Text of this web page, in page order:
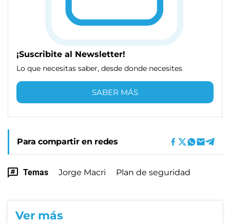
¡Suscribite al Newsletter!
Lo que necesitas saber, desde donde necesites
SABER MÁS
Para compartir en redes
Temas Jorge Macri Plan de seguridad
Ver más